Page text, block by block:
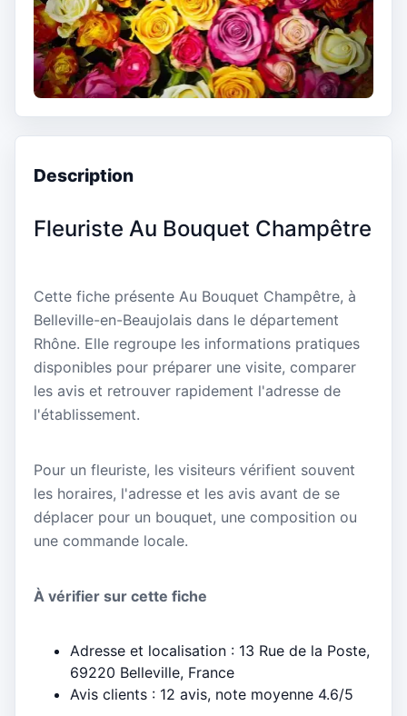
Description
Fleuriste Au Bouquet Champêtre
Cette fiche présente Au Bouquet Champêtre, à
Belleville-en-Beaujolais dans le département
Rhône. Elle regroupe les informations pratiques
disponibles pour préparer une visite, comparer
les avis et retrouver rapidement l'adresse de
l'établissement.
Pour un fleuriste, les visiteurs vérifient souvent
les horaires, l'adresse et les avis avant de se
déplacer pour un bouquet, une composition ou
une commande locale.
À vérifier sur cette fiche
Adresse et localisation : 13 Rue de la Poste,
69220 Belleville, France
Avis clients : 12 avis, note moyenne 4.6/5